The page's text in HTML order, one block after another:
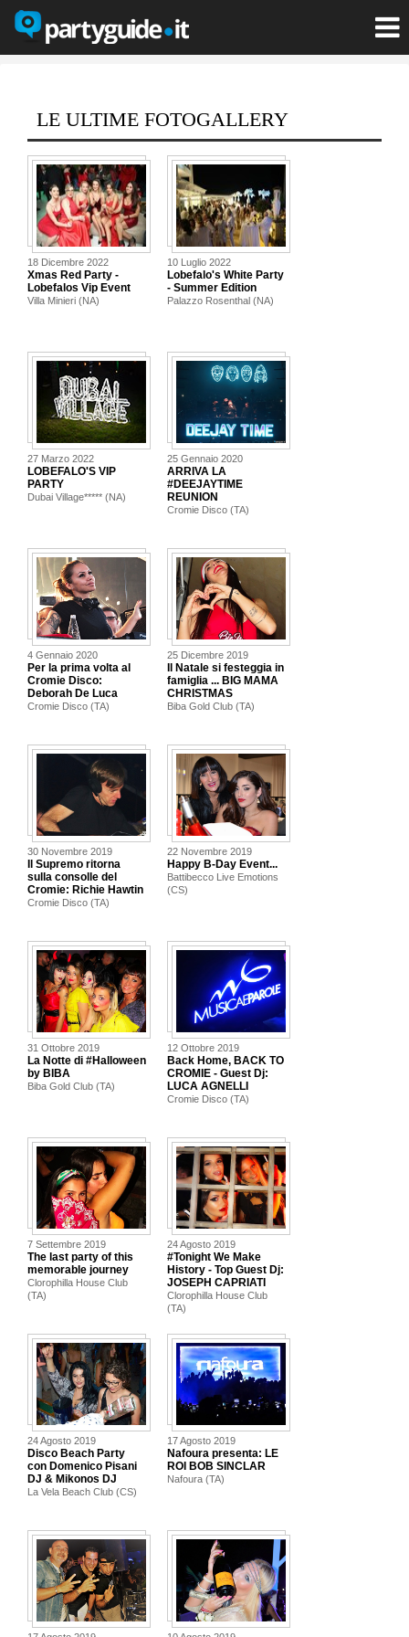
LE ULTIME FOTOGALLERY
18 Dicembre 2022
Xmas Red Party -
Lobefalos Vip Event
Villa Minieri (NA)
10 Luglio 2022
Lobefalo's White Party
- Summer Edition
Palazzo Rosenthal (NA)
27 Marzo 2022
LOBEFALO'S VIP
PARTY
Dubai Village***** (NA)
25 Gennaio 2020
ARRIVA LA
#DEEJAYTIME
REUNION
Cromie Disco (TA)
4 Gennaio 2020
Per la prima volta al
Cromie Disco:
Deborah De Luca
Cromie Disco (TA)
25 Dicembre 2019
Il Natale si festeggia in
famiglia ... BIG MAMA
CHRISTMAS
Biba Gold Club (TA)
30 Novembre 2019
Il Supremo ritorna
sulla consolle del
Cromie: Richie Hawtin
Cromie Disco (TA)
22 Novembre 2019
Happy B-Day Event...
Battibecco Live Emotions
(CS)
31 Ottobre 2019
La Notte di #Halloween
by BIBA
Biba Gold Club (TA)
12 Ottobre 2019
Back Home, BACK TO
CROMIE - Guest Dj:
LUCA AGNELLI
Cromie Disco (TA)
7 Settembre 2019
The last party of this
memorable journey
Clorophilla House Club
(TA)
24 Agosto 2019
#Tonight We Make
History - Top Guest Dj:
JOSEPH CAPRIATI
Clorophilla House Club
(TA)
24 Agosto 2019
Disco Beach Party
con Domenico Pisani
DJ & Mikonos DJ
La Vela Beach Club (CS)
17 Agosto 2019
Nafoura presenta: LE
ROI BOB SINCLAR
Nafoura (TA)